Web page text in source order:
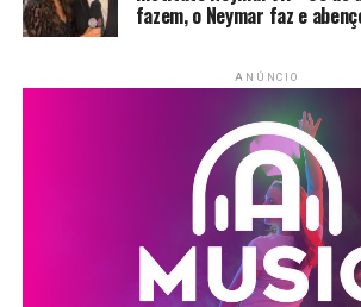
fazem, o Neymar faz e
ANÚNCIO